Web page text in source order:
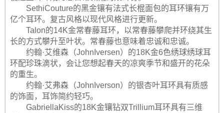
SethiCouture的黑金镶有法式长棍面包的耳环镶有万
亿个耳环。复古风格以现代风格进行更新。
Talon的14K金常春藤耳环，以常春藤攀爬并环绕其生
长的方式攀升至叶状。常春藤也意味着忠诚和忠诚。
约翰·艾维森（JohnIversen）的18K金6色绣球绣球耳
环配珍珠滴状，会让您想起春天的凉爽季节和盛开的花朵
的重生。
约翰·艾弗森（JohnIverson）的银杏叶耳环具有质感
的饰面，耳饰简约轻巧。
GabriellaKiss的18K金镶钻双Trillium耳环具有三维